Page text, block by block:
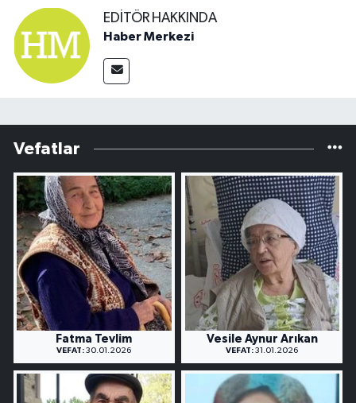
EDITÖR HAKKINDA
Haber Merkezi
Vefatlar
Fatma Tevlim
VEFAT: 30.01.2026
Vesile Aynur Arıkan
VEFAT: 31.01.2026